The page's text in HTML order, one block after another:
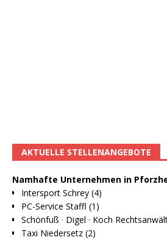
AKTUELLE STELLENANGEBOTE
Namhafte Unternehmen in
Intersport Schrey (4)
PC-Service Staffl (1)
Schönfuß · Digel · Koch
Taxi Niedersetz (2)